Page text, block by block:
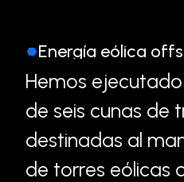
Energía eólica
Hemos ejecutado
de seis cunas de t
destinadas al ma
de torres eólicas